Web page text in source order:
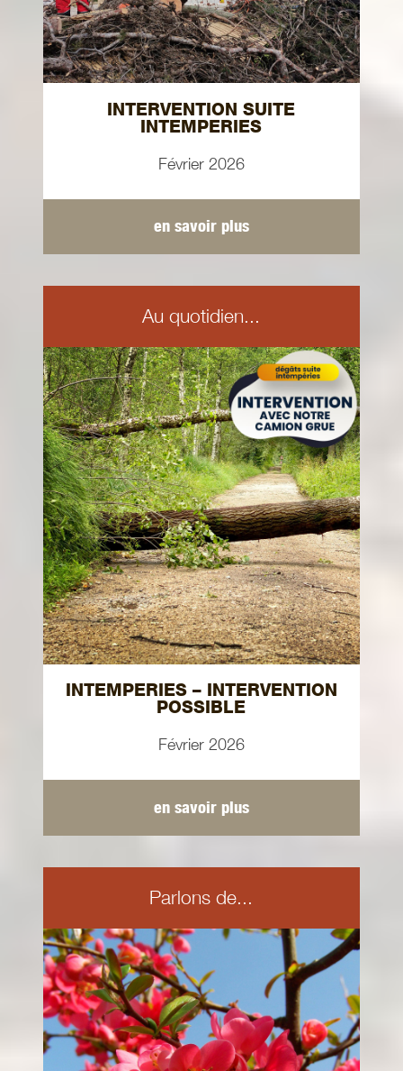
INTERVENTION SUITE
INTEMPERIES
Février 2026
en savoir plus
Au quotidien...
INTEMPERIES – INTERVENTION
POSSIBLE
Février 2026
en savoir plus
Parlons de...